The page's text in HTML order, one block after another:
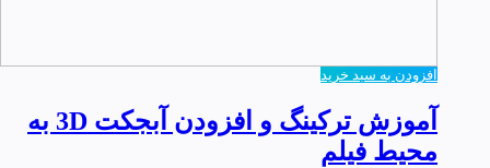
افزودن به سبد خرید
آموزش ترکینگ و افزودن آبجکت 3D به
محیط فیلم